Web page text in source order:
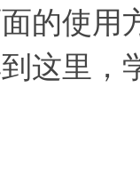
的使用
这里，